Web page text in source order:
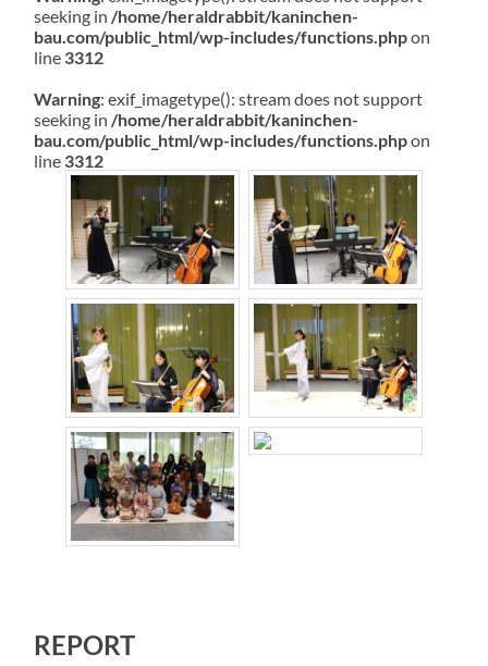
seeking in /home/heraldrabbit/kaninchen-
bau.com/public_html/wp-includes/functions.phpon
line 3312
Warning: exif_imagetype(): stream does not support
seeking in /home/heraldrabbit/kaninchen-
bau.com/public_html/wp-includes/functions.phpon
line 3312
REPORT